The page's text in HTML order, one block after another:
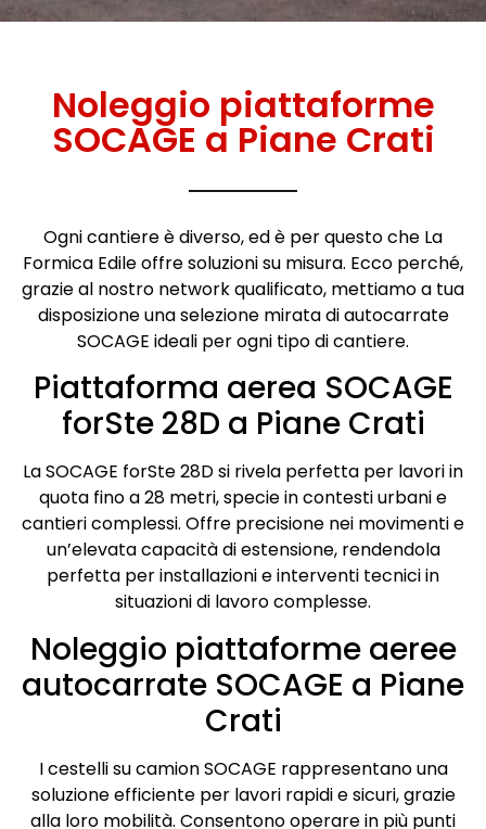
Noleggio piattaforme
SOCAGE a Piane Crati
Ogni cantiere è diverso, ed è per questo che La
Formica Edile offre soluzioni su misura. Ecco perché,
grazie al nostro network qualificato, mettiamo a tua
disposizione una selezione mirata di autocarrate
SOCAGE ideali per ogni tipo di cantiere.
Piattaforma aerea SOCAGE
forSte 28D a Piane Crati
La SOCAGE forSte 28D si rivela perfetta per lavori in
quota fino a 28 metri, specie in contesti urbani e
cantieri complessi. Offre precisione nei movimenti e
un’elevata capacità di estensione, rendendola
perfetta per installazioni e interventi tecnici in
situazioni di lavoro complesse.
Noleggio piattaforme aeree
autocarrate SOCAGE a Piane
Crati
I cestelli su camion SOCAGE rappresentano una
soluzione efficiente per lavori rapidi e sicuri, grazie
alla loro mobilità. Consentono operare in più punti